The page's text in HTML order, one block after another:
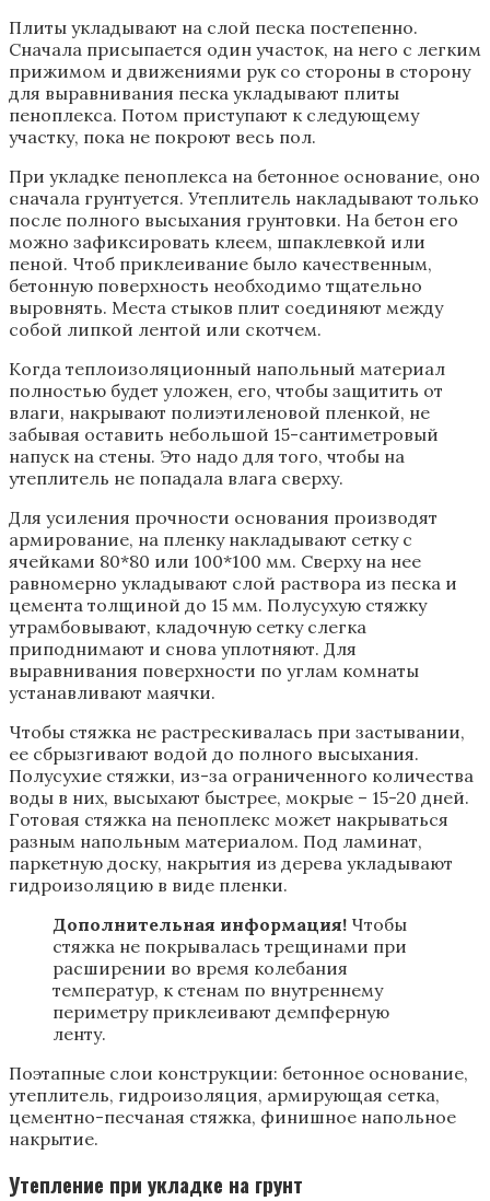
Плиты укладывают на слой песка постепенно.
Сначала присыпается один участок, на него с легким
прижимом и движениями рук со стороны в сторону
для выравнивания песка укладывают плиты
пеноплекса. Потом приступают к следующему
участку, пока не покроют весь пол.
При укладке пеноплекса на бетонное основание, оно
сначала грунтуется. Утеплитель накладывают только
после полного высыхания грунтовки. На бетон его
можно зафиксировать клеем, шпаклевкой или
пеной. Чтоб приклеивание было качественным,
бетонную поверхность необходимо тщательно
выровнять. Места стыков плит соединяют между
собой липкой лентой или скотчем.
Когда теплоизоляционный напольный материал
полностью будет уложен, его, чтобы защитить от
влаги, накрывают полиэтиленовой пленкой, не
забывая оставить небольшой 15-сантиметровый
напуск на стены. Это надо для того, чтобы на
утеплитель не попадала влага сверху.
Для усиления прочности основания производят
армирование, на пленку накладывают сетку с
ячейками 80*80 или 100*100 мм. Сверху на нее
равномерно укладывают слой раствора из песка и
цемента толщиной до 15 мм. Полусухую стяжку
утрамбовывают, кладочную сетку слегка
приподнимают и снова уплотняют. Для
выравнивания поверхности по углам комнаты
устанавливают маячки.
Чтобы стяжка не растрескивалась при застывании,
ее сбрызгивают водой до полного высыхания.
Полусухие стяжки, из-за ограниченного количества
воды в них, высыхают быстрее, мокрые – 15-20 дней.
Готовая стяжка на пеноплекс может накрываться
разным напольным материалом. Под ламинат,
паркетную доску, накрытия из дерева укладывают
гидроизоляцию в виде пленки.
Дополнительная информация! Чтобы
стяжка не покрывалась трещинами при
расширении во время колебания
температур, к стенам по внутреннему
периметру приклеивают демпферную
ленту.
Поэтапные слои конструкции: бетонное основание,
утеплитель, гидроизоляция, армирующая сетка,
цементно-песчаная стяжка, финишное напольное
накрытие.
Утепление при укладке на грунт